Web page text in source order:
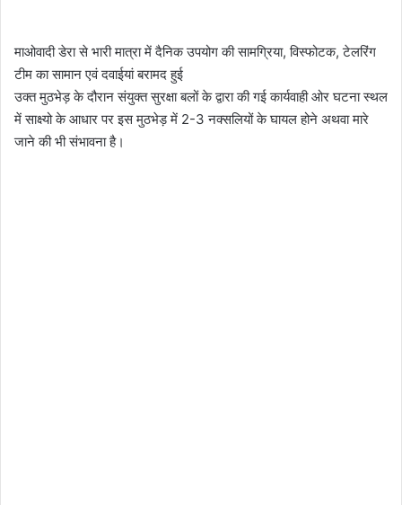
माओवादी डेरा से भारी मात्रा में दैनिक उपयोग की सामग्रिया, विस्फोटक, टेलरिंग
टीम का सामान एवं दवाईयां बरामद हुई
उक्त मुठभेड़ के दौरान संयुक्त सुरक्षा बलों के द्वारा की गई कार्यवाही ओर घटना स्थल
में साक्ष्यो के आधार पर इस मुठभेड़ में 2-3 नक्सलियों के घायल होने अथवा मारे
जाने की भी संभावना है।